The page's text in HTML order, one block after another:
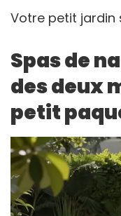
Votre petit jardin
Spas de
des deux
petit